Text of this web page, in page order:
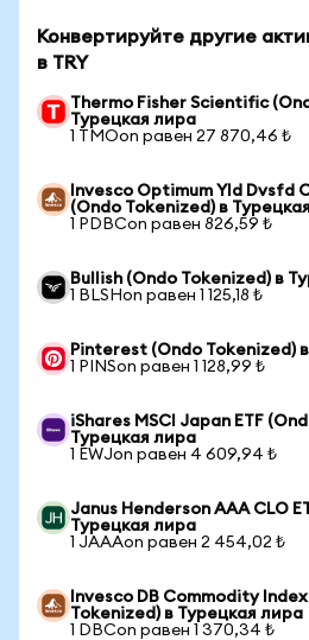
Конвертируйте другие
в TRY
Thermo Fisher Scientific
Турецкая лира
1 TMOon равен 27 870,46 ₺
Invesco Optimum Yld Dvsfd
(Ondo Tokenized) в
1 PDBCon равен 826,59 ₺
Bullish (Ondo Tokenized) в
1 BLSHon равен 1 125,18 ₺
Pinterest (Ondo Tokenized)
1 PINSon равен 1 128,99 ₺
iShares MSCI Japan ETF
Турецкая лира
1 EWJon равен 4 609,94 ₺
Janus Henderson AAA CLO
Турецкая лира
1 JAAAon равен 2 454,02 ₺
Invesco DB Commodity
Tokenized) в Турецкая лира
1 DBCon равен 1 370,34 ₺